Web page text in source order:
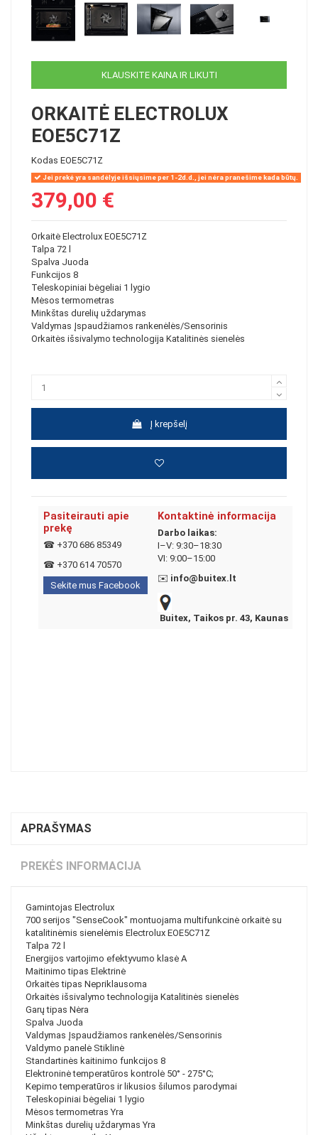
KLAUSKITE KAINA IR LIKUTI
ORKAITĖ ELECTROLUX
EOE5C71Z
Kodas EOE5C71Z
Jei prekė yra sandėlyje išsiųsime per 1-2d.d., jei nėra pranešime kada būtų.
379,00 €
Orkaitė Electrolux EOE5C71Z
Talpa 72 l
Spalva Juoda
Funkcijos 8
Teleskopiniai bėgeliai 1 lygio
Mėsos termometras
Minkštas durelių uždarymas
Valdymas Įspaudžiamos rankenėlės/Sensorinis
Orkaitės išsivalymo technologija Katalitinės sienelės
Į krepšelį
Pasiteirauti apie
prekę
☎ +370 686 85349
☎ +370 614 70570
Sekite mus Facebook
Kontaktinė informacija
Darbo laikas:
I–V: 9:30–18:30
VI: 9:00–15:00
✉️ info@buitex.lt
Buitex, Taikos pr. 43, Kaunas
APRAŠYMAS
PREKĖS INFORMACIJA
Gamintojas Electrolux
700 serijos "SenseCook" montuojama multifunkcinė orkaitė su
katalitinėmis sienelėmis Electrolux EOE5C71Z
Talpa 72 l
Energijos vartojimo efektyvumo klasė A
Maitinimo tipas Elektrinė
Orkaitės tipas Nepriklausoma
Orkaitės išsivalymo technologija Katalitinės sienelės
Garų tipas Nėra
Spalva Juoda
Valdymas Įspaudžiamos rankenėlės/Sensorinis
Valdymo panelė Stiklinė
Standartinės kaitinimo funkcijos 8
Elektroninė temperatūros kontrolė 50° - 275°C;
Kepimo temperatūros ir likusios šilumos parodymai
Teleskopiniai bėgeliai 1 lygio
Mėsos termometras Yra
Minkštas durelių uždarymas Yra